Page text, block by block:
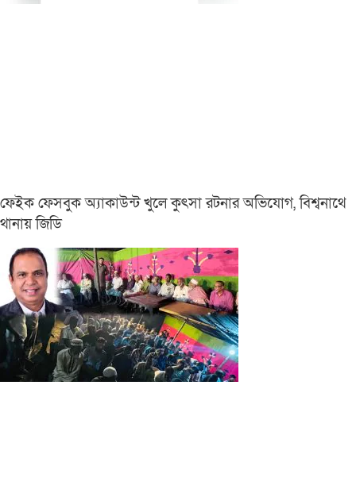
ফেইক ফেসবুক অ্যাকাউন্ট খুলে কুৎসা রটনার অভিযোগ, বিশ্বনাথে
থানায় জিডি